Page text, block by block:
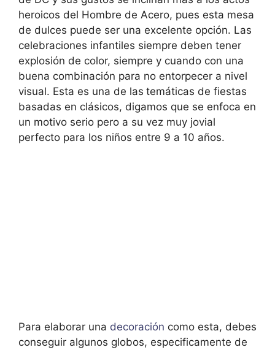
heroicos del Hombre de Acero, pues esta mesa
de dulces puede ser una excelente opción. Las
celebraciones infantiles siempre deben tener
explosión de color, siempre y cuando con una
buena combinación para no entorpecer a nivel
visual. Esta es una de las temáticas de fiestas
basadas en clásicos, digamos que se enfoca en
un motivo serio pero a su vez muy jovial
perfecto para los niños entre 9 a 10 años.
Para elaborar una decoración como esta, debes
conseguir algunos globos, especificamente de